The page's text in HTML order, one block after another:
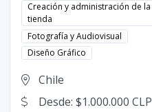
Creación y administración de la
tienda
Fotografía y Audiovisual
Diseño Gráfico
Chile
Desde: $1.000.000 CLP